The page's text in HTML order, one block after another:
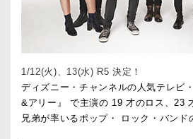
1/12(火)、13(水) R5 決定！
ディズニー・チャンネルの人気テレビ
&アリー』 で主演の 19 才のロス、23
兄弟が率いるポップ・ ロック・バンド